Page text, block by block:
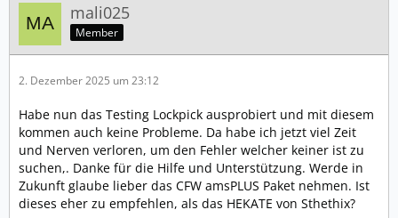
mali025
Member
2. Dezember 2025 um 23:12
Habe nun das Testing Lockpick ausprobiert und mit diesem
kommen auch keine Probleme. Da habe ich jetzt viel Zeit
und Nerven verloren, um den Fehler welcher keiner ist zu
suchen,. Danke für die Hilfe und Unterstützung. Werde in
Zukunft glaube lieber das CFW amsPLUS Paket nehmen. Ist
dieses eher zu empfehlen, als das HEKATE von Sthethix?